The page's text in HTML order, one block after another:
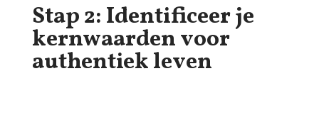
Stap 2: Identificeer je
kernwaarden voor
authentiek leven